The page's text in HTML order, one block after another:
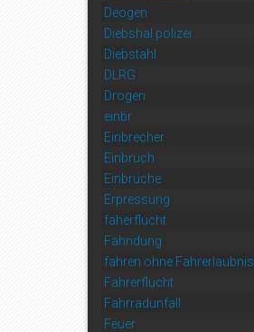
Deogen
Diebshal polizei
Diebstahl
DLRG
Drogen
einbr
Einbrecher
Einbruch
Einbrüche
Erpressung
faherflucht
Fahndung
fahren ohne Fahrerlaubnis
Fahrerflucht
Fahrradunfall
Feuer